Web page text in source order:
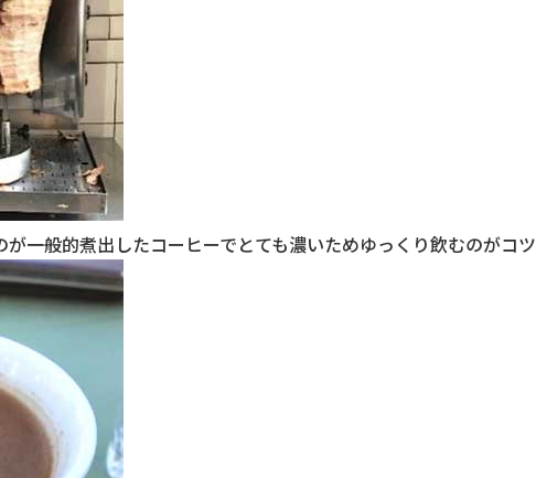
一般的煮出したコーヒーでとても濃いためゆっくり飲むのがコツ